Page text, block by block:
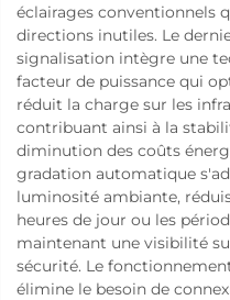
éclairages conventionnels
directions inutiles. Le
signalisation intègre une
facteur de puissance qui
réduit la charge sur les
contribuant ainsi à la
diminution des coûts
gradation automatique
luminosité ambiante,
heures de jour ou les
maintenant une visibilité
sécurité. Le
élimine le besoin de